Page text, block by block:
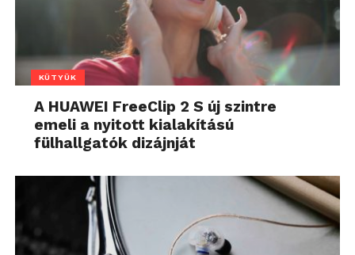
KÜTYÜK
A HUAWEI FreeClip 2 S új szintre
emeli a nyitott kialakítású
fülhallgatók dizájnját